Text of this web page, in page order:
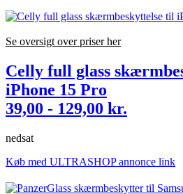
Se oversigt over priser her
Celly full glass
iPhone 15 Pro
39,00 - 129,00 kr.
nedsat
Køb med ULTRASHOP annonce link